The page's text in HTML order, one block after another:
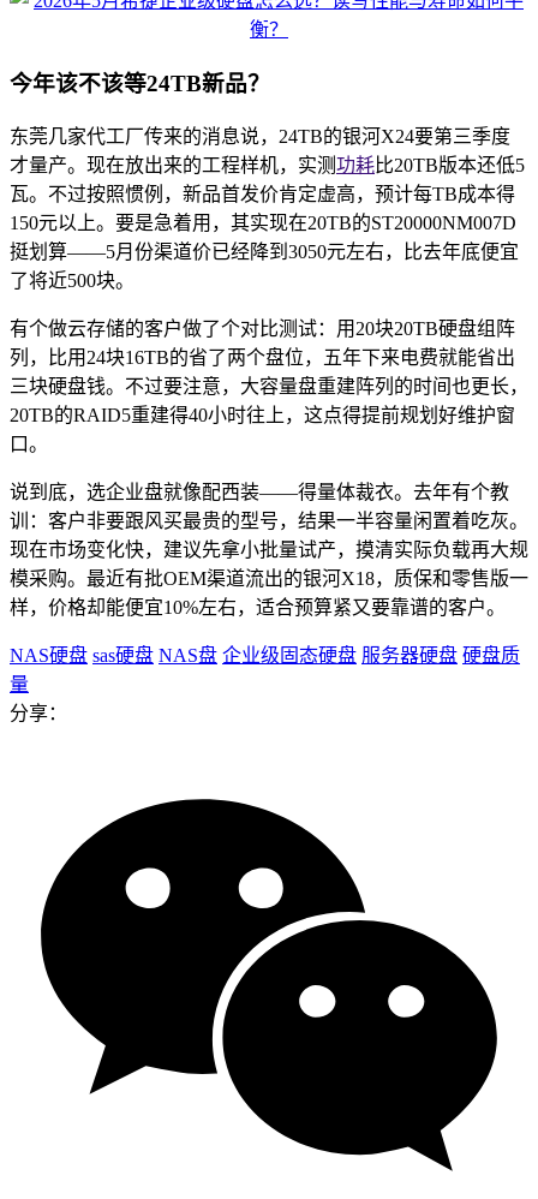
今年该不该等24TB新品？
东莞几家代工厂传来的消息说，24TB的银河X24要第三季度
才量产。现在放出来的工程样机，实测功耗比20TB版本还低5
瓦。不过按照惯例，新品首发价肯定虚高，预计每TB成本得
150元以上。要是急着用，其实现在20TB的ST20000NM007D
挺划算——5月份渠道价已经降到3050元左右，比去年底便宜
了将近500块。
有个做云存储的客户做了个对比测试：用20块20TB硬盘组阵
列，比用24块16TB的省了两个盘位，五年下来电费就能省出
三块硬盘钱。不过要注意，大容量盘重建阵列的时间也更长，
20TB的RAID5重建得40小时往上，这点得提前规划好维护窗
口。
说到底，选企业盘就像配西装——得量体裁衣。去年有个教
训：客户非要跟风买最贵的型号，结果一半容量闲置着吃灰。
现在市场变化快，建议先拿小批量试产，摸清实际负载再大规
模采购。最近有批OEM渠道流出的银河X18，质保和零售版一
样，价格却能便宜10%左右，适合预算紧又要靠谱的客户。
NAS硬盘 sas硬盘 NAS盘 企业级固态硬盘 服务器硬盘 硬盘质
量
分享：